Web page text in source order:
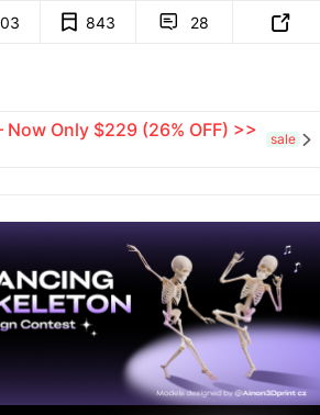
843  28 
Now Only $229 (26% OFF) >> sale 